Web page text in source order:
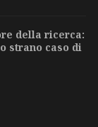
della ricerca:
strano caso di